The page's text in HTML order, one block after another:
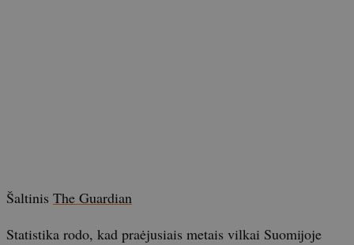
Šaltinis The Guardian
Statistika rodo, kad praėjusiais metais vilkai Suomijoje